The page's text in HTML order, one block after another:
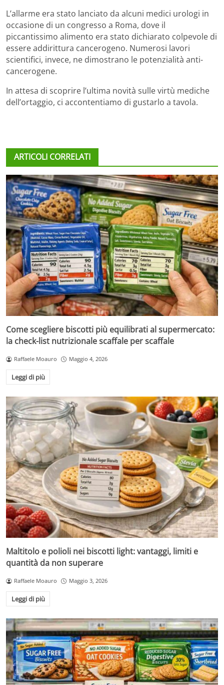
L’allarme era stato lanciato da alcuni medici urologi in
occasione di un congresso a Roma, dove il
piccantissimo alimento era stato dichiarato colpevole di
essere addirittura cancerogeno. Numerosi lavori
scientifici, invece, ne dimostrano le potenzialità anti-
cancerogene.
In attesa di scoprire l’ultima novità sulle virtù mediche
dell’ortaggio, ci accontentiamo di gustarlo a tavola.
ARTICOLI CORRELATI
Come scegliere biscotti più equilibrati al supermercato:
la check-list nutrizionale scaffale per scaffale
Raffaele Moauro Maggio 4, 2026
Leggi di più
Maltitolo e polioli nei biscotti light: vantaggi, limiti e
quantità da non superare
Raffaele Moauro Maggio 3, 2026
Leggi di più